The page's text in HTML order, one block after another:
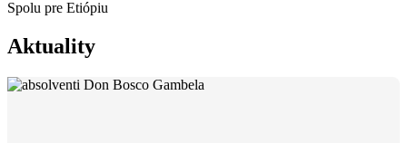
Spolu pre Etiópiu
Aktuality